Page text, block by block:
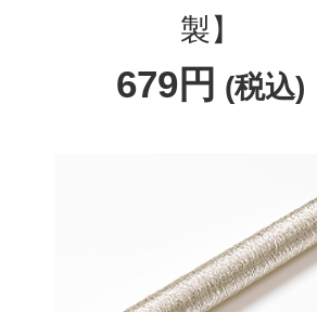
製】
679円 (税込)